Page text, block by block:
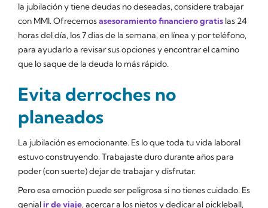
la jubilación y tiene deudas no deseadas, considere trabajar
con MMI. Ofrecemosasesoramiento financiero gratis las 24
horas del día, los 7 días de la semana, en línea y por teléfono,
para ayudarlo a revisar sus opciones y encontrar el camino
que lo saque de la deuda lo más rápido.
Evita derroches no
planeados
La jubilación es emocionante. Es lo que toda tu vida laboral
estuvo construyendo. Trabajaste duro durante años para
poder (con suerte) dejar de trabajar y disfrutar.
Pero esa emoción puede ser peligrosa si no tienes cuidado. Es
genialir de viaje, acercar a los nietos y dedicar al pickleball,